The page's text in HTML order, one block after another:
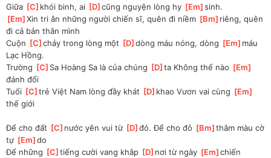
Giữa [C ]khói binh, ai [D ]
cũng nguyện lòng hy [Em ]
sinh.
[Em ]
Xin tri ân những người chiến sĩ, quên đi niềm [Bm ]riêng, quên
đi cả bản thân mình
Cuộn [C ]
chảy trong lòng một [D ]
dòng máu nóng, dòng [Em ]máu
Lạc Hồng.
Trường [C ]Sa Hoàng Sa là của chúng [D ]ta Không thể nào [Em
đánh đổi
Tuổi [C ]trẻ Việt Nam lòng đầy khát [D ]khao Vươn vai cùng [Em
thế giới
Để cho đất [C ]nước yên vui từ [D ]
đó. Để cho đỏ [Bm ]thắm màu cờ
tự [Em ]
do
Để những [C ]tiếng cười vang khắp [D ]nơi từ ngày [Em ]
chiến